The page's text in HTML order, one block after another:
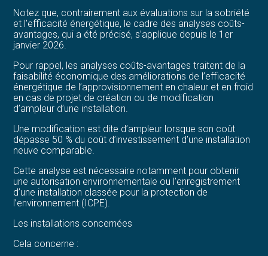
Notez que, contrairement aux évaluations sur la sobriété
et l’efficacité énergétique, le cadre des analyses coûts-
avantages, qui a été précisé, s’applique depuis le 1er
janvier 2026.
Pour rappel, les analyses coûts-avantages traitent de la
faisabilité économique des améliorations de l’efficacité
énergétique de l’approvisionnement en chaleur et en froid
en cas de projet de création ou de modification
d’ampleur d’une installation.
Une modification est dite d’ampleur lorsque son coût
dépasse 50 % du coût d’investissement d’une installation
neuve comparable.
Cette analyse est nécessaire notamment pour obtenir
une autorisation environnementale ou l’enregistrement
d’une installation classée pour la protection de
l’environnement (ICPE).
Les installations concernées
Cela concerne :